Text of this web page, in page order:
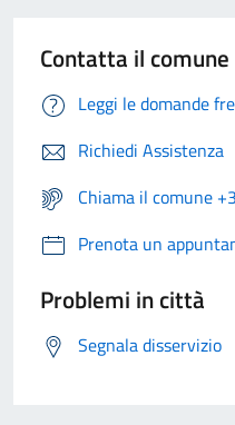
Contatta il comune
Leggi le domande
Richiedi Assistenza
Chiama il comune
Prenota un
Problemi in città
Segnala disservizio